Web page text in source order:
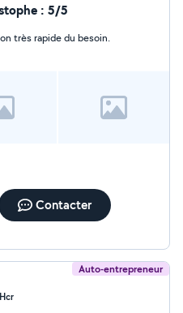
ou maison particulier.
résidence, sols,
débarrassage de
: 5/5
très rapide du besoin.
Contacter
Auto-entrepreneur